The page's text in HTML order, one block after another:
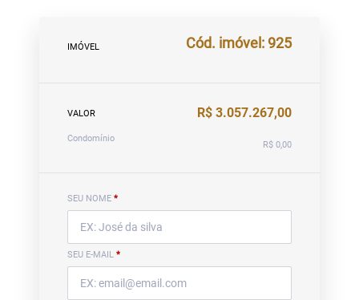
IMÓVEL Cód. imóvel: 925
VALOR R$ 3.057.267,00
Condomínio
R$ 0,00
SEU NOME *
SEU E-MAIL *